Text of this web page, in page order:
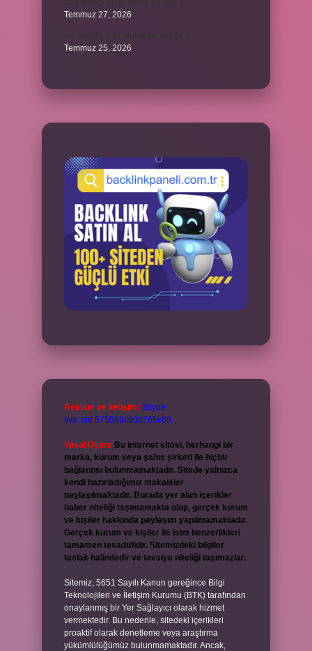
Temmuz 27, 2026
Temmuz 25, 2026
Reklam ve İletişim: Skype:
live:.cid.575569c608265c69
Yasal Uyarı: Bu internet sitesi, herhangi bir
marka, kurum veya şahıs şirketi ile hiçbir
bağlantısı bulunmamaktadır. Sitede yalnızca
kendi hazırladığımız makaleler
paylaşılmaktadır. Burada yer alan içerikler
haber niteliği taşımamakta olup, gerçek kurum
ve kişiler hakkında paylaşım yapılmamaktadır.
Gerçek kurum ve kişiler ile isim benzerlikleri
tamamen tesadüfidir. Sitemizdeki bilgiler
taslak halindedir ve tavsiye niteliği taşımazlar.
Sitemiz, 5651 Sayılı Kanun gereğince Bilgi
Teknolojileri ve İletişim Kurumu (BTK) tarafından
onaylanmış bir Yer Sağlayıcı olarak hizmet
vermektedir. Bu nedenle, sitedeki içerikleri
proaktif olarak denetleme veya araştırma
yükümlülüğümüz bulunmamaktadır. Ancak,